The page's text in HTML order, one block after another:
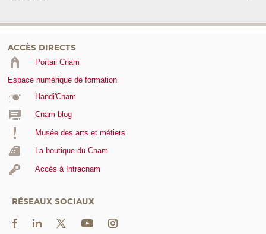
ACCÈS DIRECTS
Portail Cnam
Espace numérique de formation
Handi'Cnam
Cnam blog
Musée des arts et métiers
La boutique du Cnam
Accès à Intracnam
RÉSEAUX SOCIAUX